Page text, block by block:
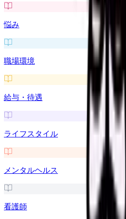
悩み
職場環境
給与・待遇
ライフスタイル
メンタルヘルス
看護師